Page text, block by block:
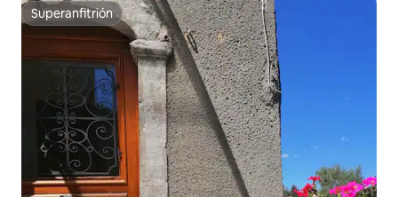
Superanfitrión
Superanfitrión